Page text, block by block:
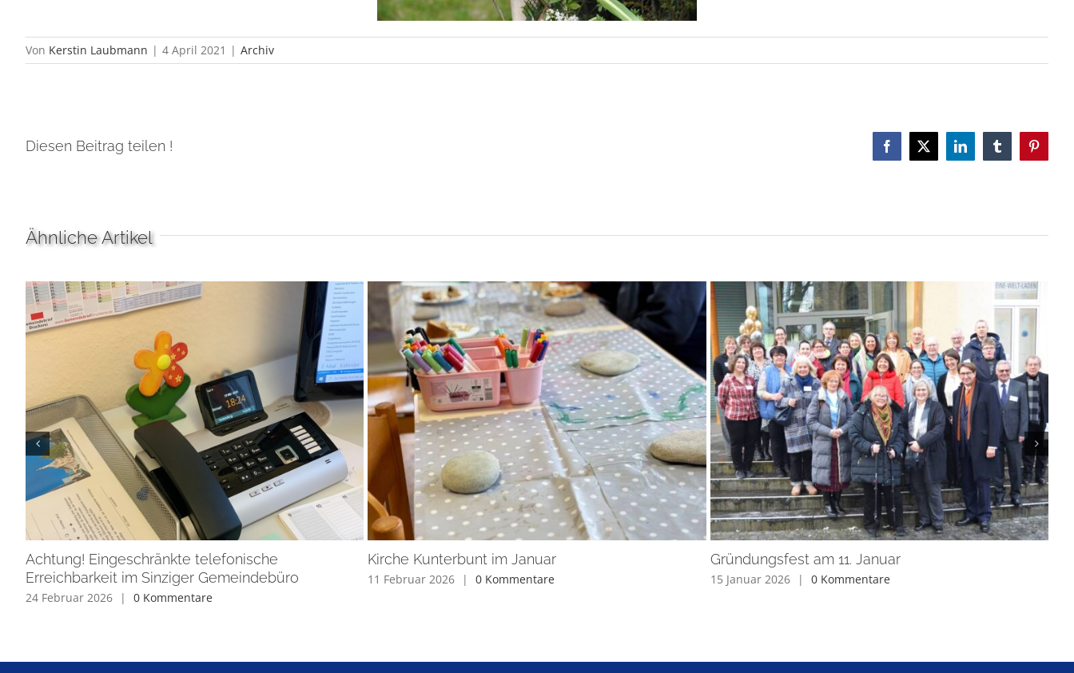
Von Kerstin Laubmann | 4 April 2021 | Archiv
Diesen Beitrag teilen ! Facebook
X LinkedInTumblr
Ähnliche Artikel
Achtung! Eingeschränkte telefonische
Erreichbarkeit im Sinziger Gemeindebüro
24 Februar 2026 | 0 Kommentare
Kirche Kunterbunt im Januar
11 Februar 2026 | 0 Kommentare
Gründungsfest am 11. Januar
15 Januar 2026 | 0 Kommentare